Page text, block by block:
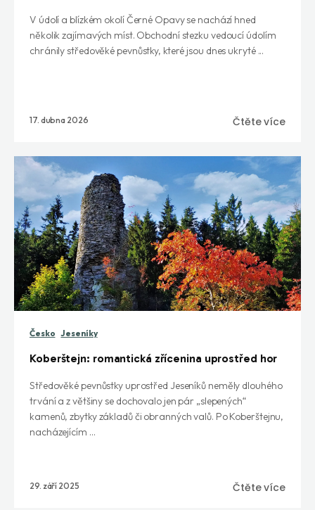
V údolí a blízkém okolí Černé Opavy se nachází hned
několik zajímavých míst. Obchodní stezku vedoucí údolím
chránily středověké pevnůstky, které jsou dnes ukryté ...
17. dubna 2026 Čtěte více
Česko Jeseníky
Koberštejn: romantická zřícenina uprostřed hor
Středověké pevnůstky uprostřed Jeseníků neměly dlouhého
trvání a z většiny se dochovalo jen pár „slepených“
kamenů, zbytky základů či obranných valů. Po Koberštejnu,
nacházejícím ...
29. září 2025 Čtěte více